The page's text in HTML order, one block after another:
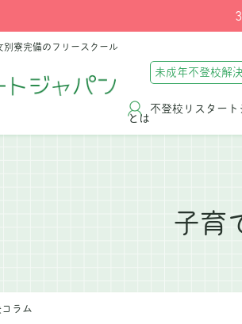
寮完備のフリースクール
未成年不登校解
不登校リスタート
とは
子育
ラム